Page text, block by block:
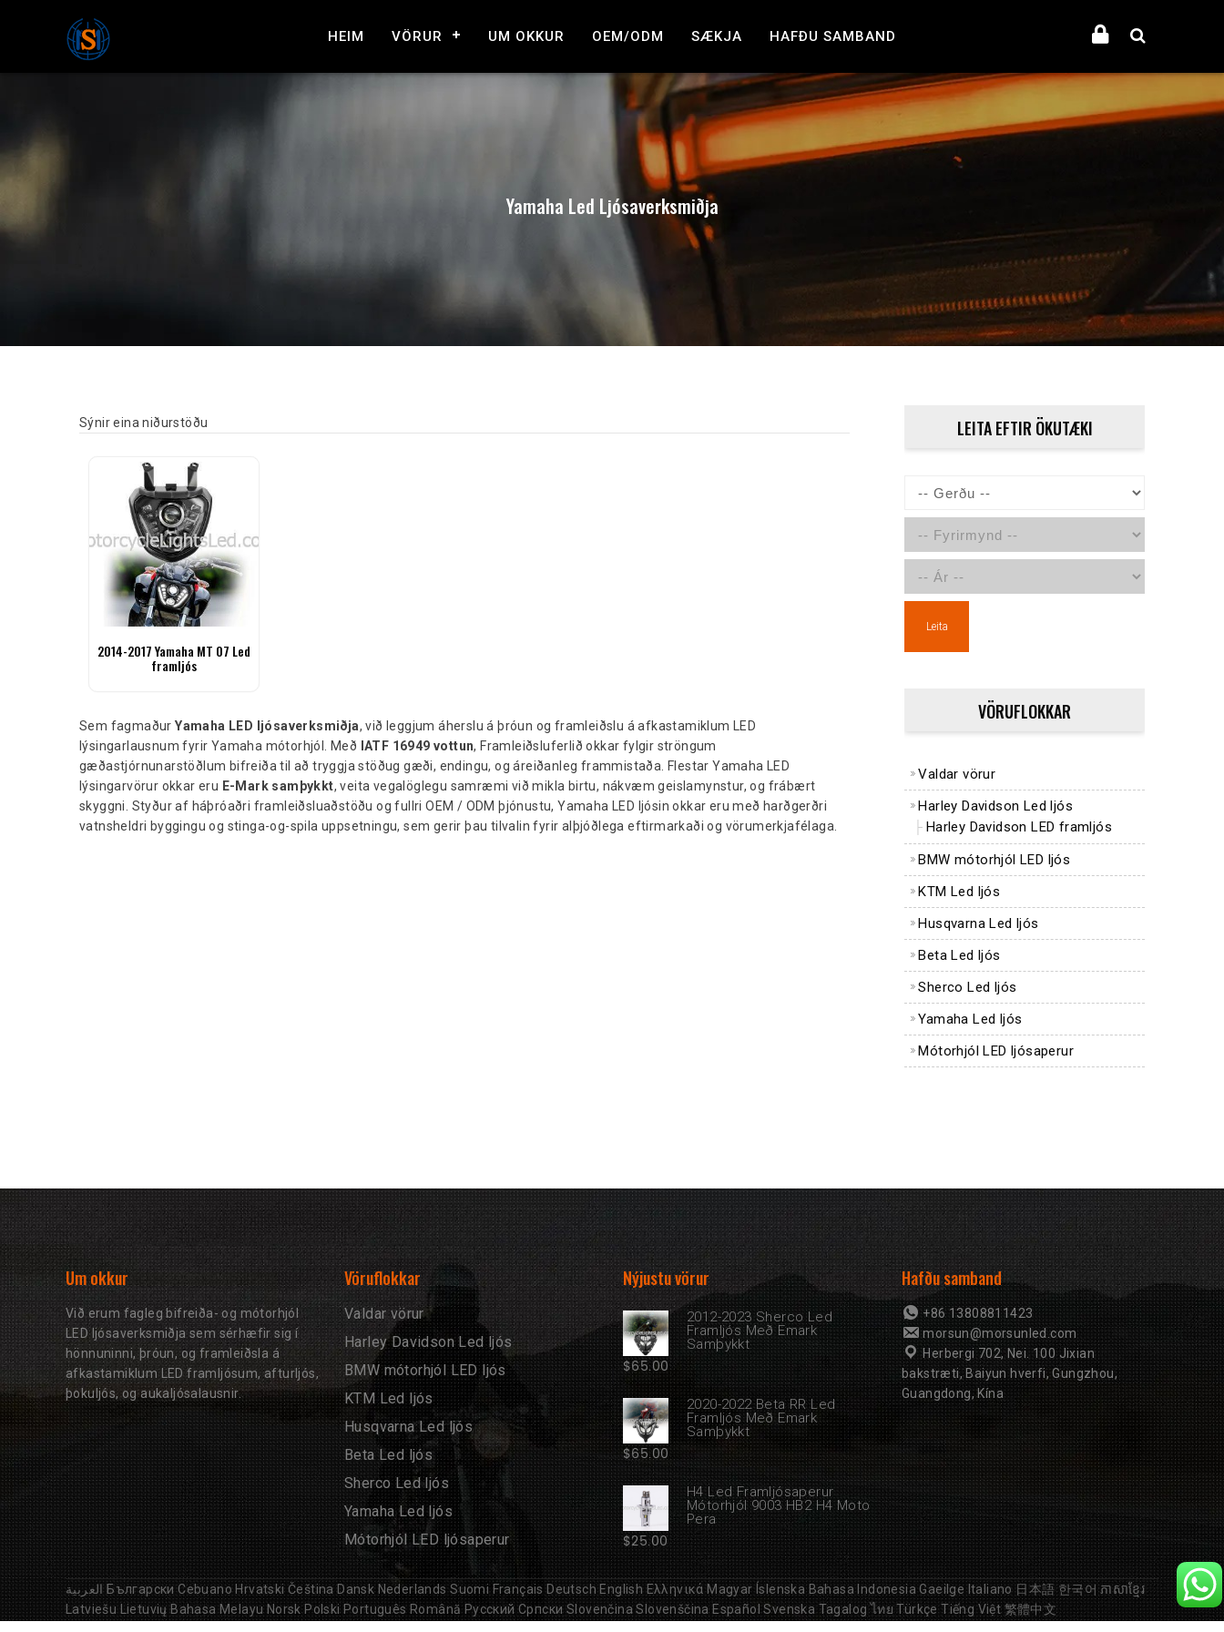
HEIM VÖRUR UM OKKUR OEM/ODM SÆKJA HAFÐU SAMBAND
Yamaha Led Ljósaverksmiðja
Sýnir eina niðurstöðu
2014-2017 Yamaha MT 07 Led
framljós
Sem fagmaðurYamaha LED ljósaverksmiðja, við leggjum áherslu á þróun og framleiðslu á afkastamiklum LED
lýsingarlausnum fyrir Yamaha mótorhjól. Með IATF 16949 vottun, Framleiðsluferlið okkar fylgir ströngum
gæðastjórnunarstöðlum bifreiða til að tryggja stöðug gæði, endingu, og áreiðanleg frammistaða. Flestar Yamaha LED
lýsingarvörur okkar eru E-Mark samþykkt, veita vegalöglegu samræmi við mikla birtu, nákvæm geislamynstur, og frábært
skyggni. Styður af háþróaðri framleiðsluaðstöðu og fullri OEM / ODM þjónustu, Yamaha LED ljósin okkar eru með harðgerðri
vatnsheldri byggingu og stinga-og-spila uppsetningu, sem gerir þau tilvalin fyrir alþjóðlega eftirmarkaði og vörumerkjafélaga.
LEITA EFTIR ÖKUTÆKI
Leita
VÖRUFLOKKAR
Valdar vörur
Harley Davidson Led ljós
Harley Davidson LED framljós
BMW mótorhjól LED ljós
KTM Led ljós
Husqvarna Led ljós
Beta Led ljós
Sherco Led ljós
Yamaha Led ljós
Mótorhjól LED ljósaperur
Um okkur
Við erum fagleg bifreiða- og mótorhjól
LED ljósaverksmiðja sem sérhæfir sig í
hönnuninni, þróun, og framleiðsla á
afkastamiklum LED framljósum, afturljós,
þokuljós, og aukaljósalausnir.
Vöruflokkar
Valdar vörur
Harley Davidson Led ljós
BMW mótorhjól LED ljós
KTM Led ljós
Husqvarna Led ljós
Beta Led ljós
Sherco Led ljós
Yamaha Led ljós
Mótorhjól LED ljósaperur
Nýjustu vörur
2012-2023 Sherco Led
Framljós Með Emark
Samþykkt
$65.00
2020-2022 Beta RR Led
Framljós Með Emark
Samþykkt
$65.00
H4 Led Framljósaperur
Mótorhjól 9003 HB2 H4 Moto
Pera
$25.00
Hafðu samband
+86 13808811423
morsun@morsunled.com
Herbergi 702, Nei. 100 Jixian
bakstræti, Baiyun hverfi, Gungzhou,
Guangdong, Kína
العربية Български Cebuano Hrvatski Čeština Dansk Nederlands Suomi Français Deutsch English Ελληνικά Magyar Íslenska Bahasa Indonesia Gaeilge Italiano 日本語 한국어 ភាសាខ្មែរ
Latviešu Lietuvių Bahasa Melayu Norsk Polski Português Română Русский Српски Slovenčina Slovenščina Español Svenska Tagalog ไทย Türkçe Tiếng Việt 繁體中文